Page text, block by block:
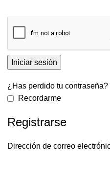
Iniciar sesión
¿Has perdido tu contraseña?
Recordarme
Registrarse
Dirección de correo